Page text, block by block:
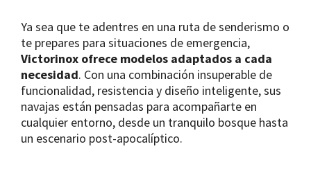
Ya sea que te adentres en una ruta de senderismo o
te prepares para situaciones de emergencia,
Victorinox ofrece modelos adaptados a cada
necesidad. Con una combinación insuperable de
funcionalidad, resistencia y diseño inteligente, sus
navajas están pensadas para acompañarte en
cualquier entorno, desde un tranquilo bosque hasta
un escenario post-apocalíptico.